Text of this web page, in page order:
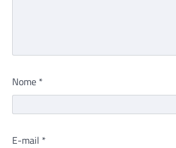
Nome *
E-mail *